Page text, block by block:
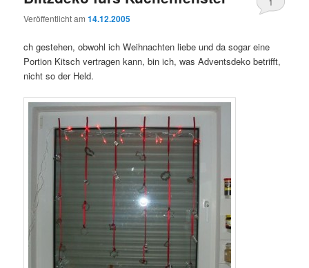
Veröffentlicht am14.12.2005
ch gestehen, obwohl ich Weihnachten liebe und da sogar eine
Portion Kitsch vertragen kann, bin ich, was Adventsdeko betrifft,
nicht so der Held.